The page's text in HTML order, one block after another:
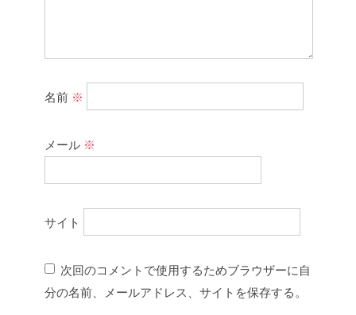
名前 ※
メール ※
サイト
次回のコメントで使用するためブラウザーに自
分の名前、メールアドレス、サイトを保存する。